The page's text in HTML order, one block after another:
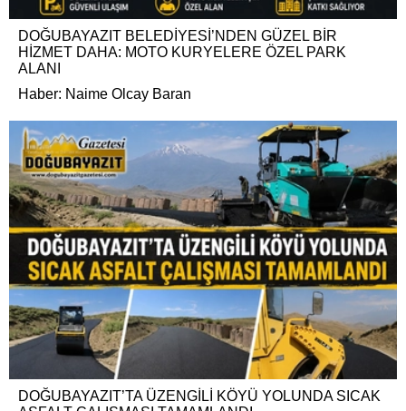
DOĞUBAYAZIT BELEDİYESİ’NDEN GÜZEL BİR
HİZMET DAHA: MOTO KURYELERE ÖZEL PARK
ALANI
Haber: Naime Olcay Baran
DOĞUBAYAZIT’TA ÜZENGİLİ KÖYÜ YOLUNDA SICAK